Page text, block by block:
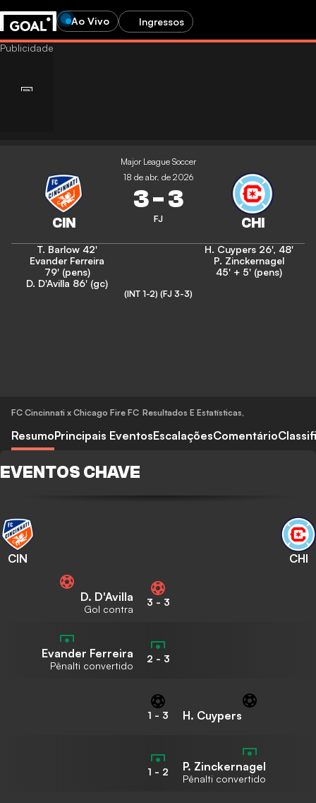
Ao Vivo Ingressos
Major League Soccer
18 de abr. de 2026
3-3
FJ
T. Barlow 42'
Evander Ferreira
79' (pens)
D. D'Avilla 86' (gc)
H. Cuypers 26', 48'
P. Zinckernagel
45' + 5' (pens)
(INT 1-2) (FJ 3-3)
FC Cincinnati x Chicago Fire FC Resultados E Estatísticas,
ResumoPrincipais EventosEscalaçõesComentário
EVENTOS CHAVE
CIN CHI
D. D'Avilla
Gol contra
3 - 3
Evander Ferreira
Pênalti convertido
2 - 3
1 - 3 H. Cuypers
1 - 2 P. Zinckernagel
Pênalti convertido